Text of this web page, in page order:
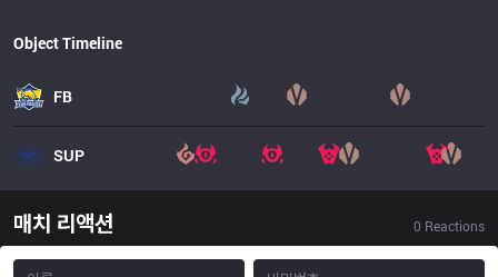
Object Timeline
FB
SUP
매치 리액션 0 Reactions